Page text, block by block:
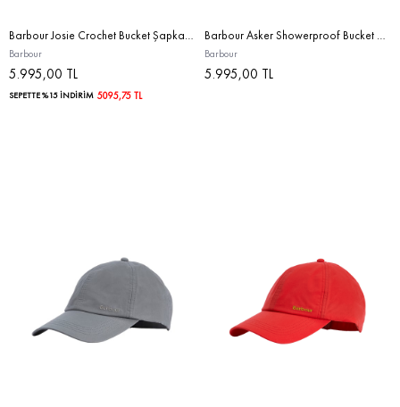
Barbour Josie Crochet Bucket Şapka IN71 Indigo/Tan/Black
Barbour
5.995,00 TL
SEPETTE %15 İNDİRİM 5095,75 TL
Barbour Asker Showerproof Bucket Şapka BE11 Beige
Barbour
5.995,00 TL